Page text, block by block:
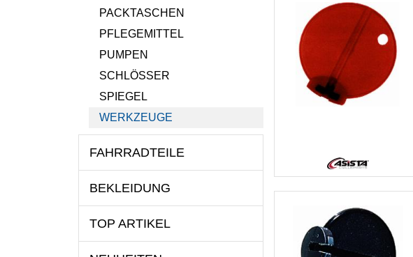
PACKTASCHEN
PFLEGEMITTEL
PUMPEN
SCHLÖSSER
SPIEGEL
WERKZEUGE
FAHRRADTEILE
BEKLEIDUNG
TOP ARTIKEL